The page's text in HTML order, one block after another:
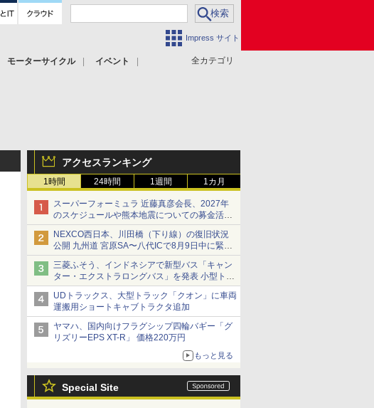
Impress サイト
全カテゴリ
モーターサイクル
イベント
アクセスランキング
1時間 24時間 1週間 1カ月
スーパーフォーミュラ 近藤真彦会長、2027年
のスケジュールや熊本地震についての募金活動
を紹介
NEXCO西日本、川田橋（下り線）の復旧状況
公開 九州道 宮原SA〜八代ICで8月9日中に緊急
車両を通行可能に
三菱ふそう、インドネシアで新型バス「キャン
ター・エクストラロングバス」を発表 小型トラ
ックベースの観光・旅客輸送向けバス
UDトラックス、大型トラック「クオン」に車両
運搬用ショートキャブトラクタ追加
ヤマハ、国内向けフラグシップ四輪バギー「グ
リズリーEPS XT-R」 価格220万円
もっと見る
Special Site